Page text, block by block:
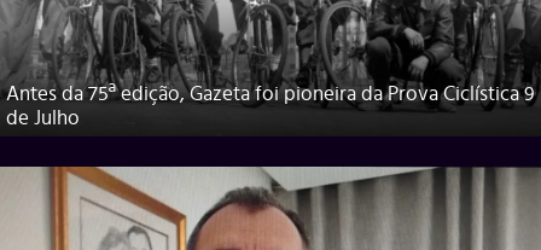
Antes da 75ª edição, Gazeta foi pioneira da Prova Ciclística 9
de Julho